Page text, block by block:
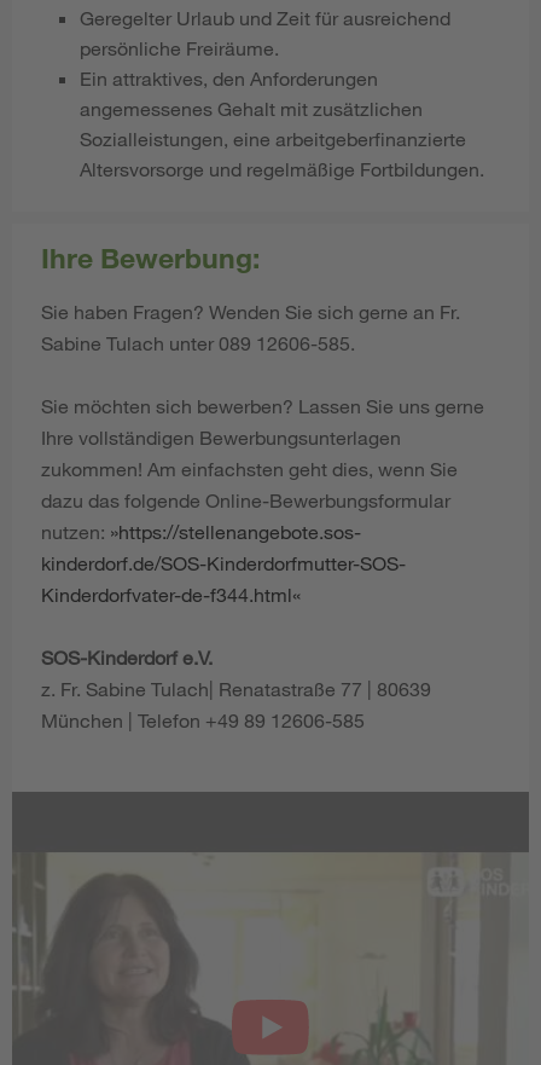
Geregelter Urlaub und Zeit für ausreichend
persönliche Freiräume.
Ein attraktives, den Anforderungen
angemessenes Gehalt mit zusätzlichen
Sozialleistungen, eine arbeitgeberfinanzierte
Altersvorsorge und regelmäßige Fortbildungen.
Ihre Bewerbung:
Sie haben Fragen? Wenden Sie sich gerne an Fr.
Sabine Tulach unter 089 12606-585.
Sie möchten sich bewerben? Lassen Sie uns gerne
Ihre vollständigen Bewerbungsunterlagen
zukommen! Am einfachsten geht dies, wenn Sie
dazu das folgende Online-Bewerbungsformular
nutzen:
https://stellenangebote.sos-
kinderdorf.de/SOS-Kinderdorfmutter-SOS-
Kinderdorfvater-de-f344.html
SOS-Kinderdorf e.V.
z. Fr. Sabine Tulach| Renatastraße 77 | 80639
München | Telefon +49 89 12606-585